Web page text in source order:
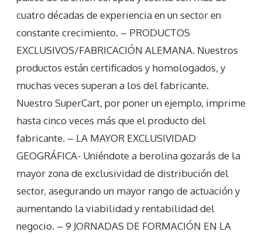
cuatro décadas de experiencia en un sector en
constante crecimiento. – PRODUCTOS
EXCLUSIVOS/FABRICACIÓN ALEMANA. Nuestros
productos están certificados y homologados, y
muchas veces superan a los del fabricante.
Nuestro SuperCart, por poner un ejemplo, imprime
hasta cinco veces más que el producto del
fabricante. – LA MAYOR EXCLUSIVIDAD
GEOGRÁFICA- Uniéndote a berolina gozarás de la
mayor zona de exclusividad de distribución del
sector, asegurando un mayor rango de actuación y
aumentando la viabilidad y rentabilidad del
negocio. – 9 JORNADAS DE FORMACIÓN EN LA